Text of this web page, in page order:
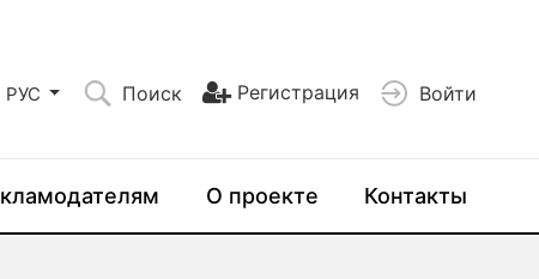
РУС Поиск Регистрация Войти
О проекте Контакты